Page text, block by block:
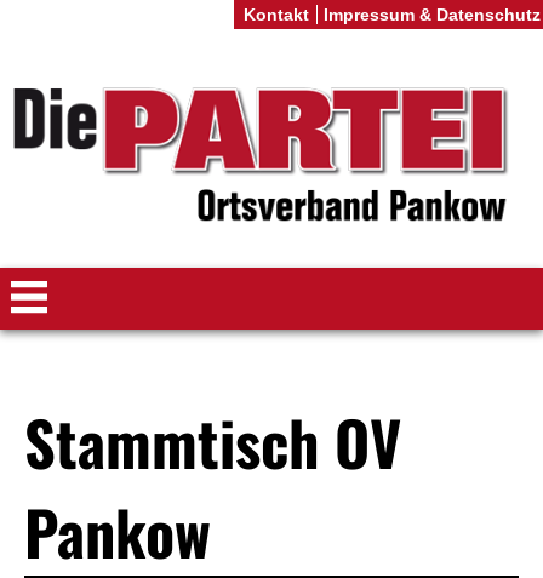
Stammtisch OV
Pankow
Kontakt Impressum & Datenschutz